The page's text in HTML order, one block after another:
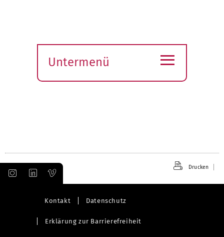
Untermenü
≡
Drucken
Kontakt Datenschutz
Erklärung zur Barrierefreiheit